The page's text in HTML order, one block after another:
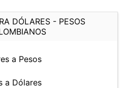
DÓLARES - PESOS
a Pesos
a Dólares